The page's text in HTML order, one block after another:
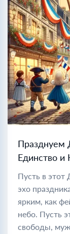
Празднуем
Единство
Пусть в этот
эхо
ярким, как
небо. Пусть
свободы,